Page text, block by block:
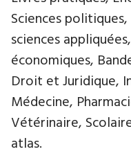
Sciences
sciences
économiques,
Droit et Juridique,
Médecine,
Vétérinaire,
atlas.